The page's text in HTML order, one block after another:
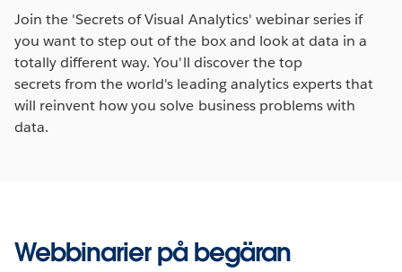
Join the 'Secrets of Visual Analytics' webinar series if
you want to step out of the box and look at data in a
totally different way. You'll discover the top
secrets from the world's leading analytics experts that
will reinvent how you solve business problems with
data.
Webbinarier på begäran